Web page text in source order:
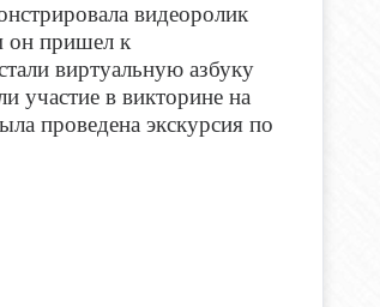
видеоролик
он пришел к
виртуальную азбуку
в викторине на
проведена экскурсия по